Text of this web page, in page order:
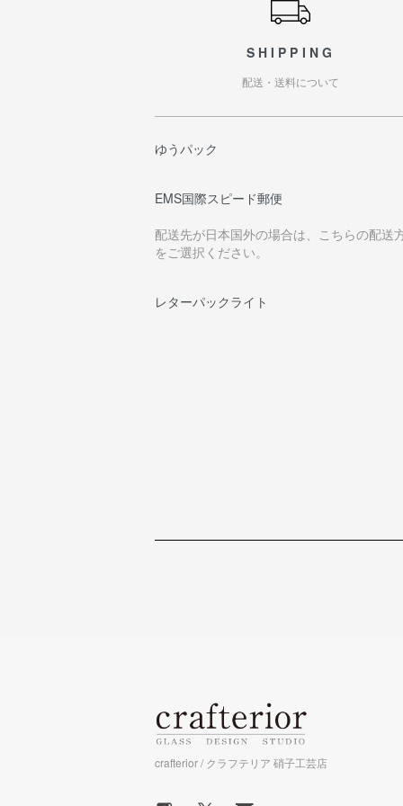
SHIPPING
配送・送料について
ゆうパック
EMS国際スピード郵便
配送先が日本国外の場合は、こちらの配送
をご選択ください。
レターパックライト
crafterior / クラフテリア 硝子工芸店